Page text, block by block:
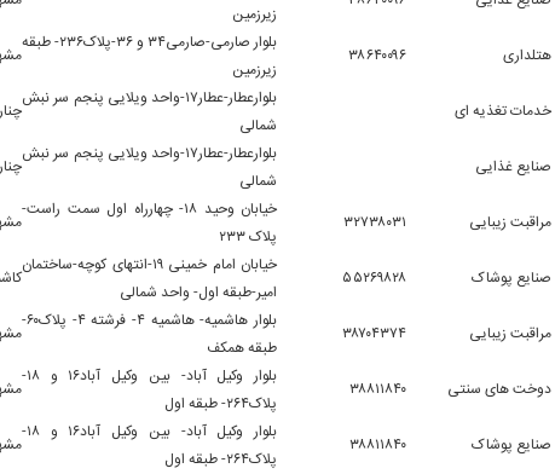
زیرزمین
هتلداری ۳۸۶۴۰۰۹۶
بلوار صارمی-صارمی۳۴ و ۳۶-پلاک۲۳۶- طبقه
زیرزمین
خدمات تغذیه ای
بلوارعطار-عطار۱۷-واحد ویلایی پنجم سر نبش
شمالی
صنایع غذایی
بلوارعطار-عطار۱۷-واحد ویلایی پنجم سر نبش
شمالی
مراقبت زیبایی ۳۲۷۳۸۰۳۱
خیابان وحید ۱۸- چهارراه اول سمت راست-
پلاک ۲۳۳
صنایع پوشاک ۵۵۲۶۹۸۲۸
خیابان امام خمینی ۱۹-انتهای کوچه-ساختمان
امیر-طبقه اول- واحد شمالی
مراقبت زیبایی ۳۸۷۰۴۳۷۴
بلوار هاشمیه- هاشمیه ۴- فرشته ۴- پلاک۶۰-
طبقه همکف
دوخت های سنتی ۳۸۸۱۱۸۴۰
بلوار وکیل آباد- بین وکیل آباد۱۶ و ۱۸-
پلاک۲۶۴- طبقه اول
صنایع پوشاک ۳۸۸۱۱۸۴۰
بلوار وکیل آباد- بین وکیل آباد۱۶ و ۱۸-
پلاک۲۶۴- طبقه اول